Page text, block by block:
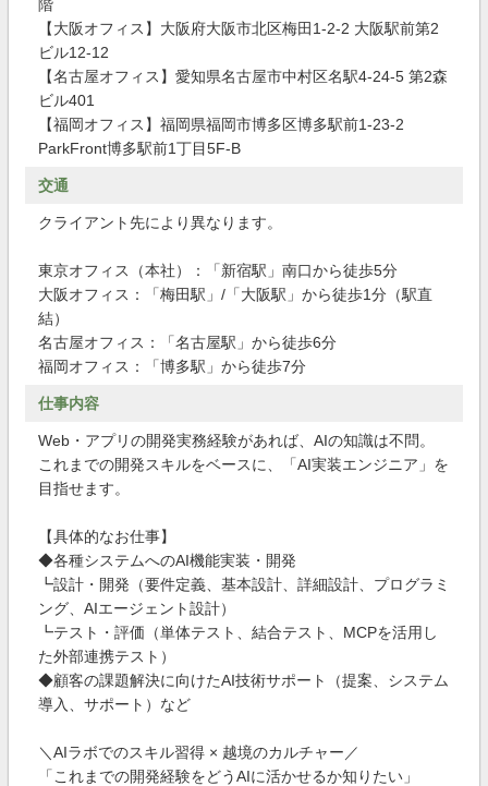
階
【大阪オフィス】大阪府大阪市北区梅田1-2-2 大阪駅前第2
ビル12-12
【名古屋オフィス】愛知県名古屋市中村区名駅4-24-5 第2森
ビル401
【福岡オフィス】福岡県福岡市博多区博多駅前1-23-2
ParkFront博多駅前1丁目5F-B
交通
クライアント先により異なります。
東京オフィス（本社）：「新宿駅」南口から徒歩5分
大阪オフィス：「梅田駅」/「大阪駅」から徒歩1分（駅直
結）
名古屋オフィス：「名古屋駅」から徒歩6分
福岡オフィス：「博多駅」から徒歩7分
仕事内容
Web・アプリの開発実務経験があれば、AIの知識は不問。
これまでの開発スキルをベースに、「AI実装エンジニア」を
目指せます。
【具体的なお仕事】
◆各種システムへのAI機能実装・開発
┗設計・開発（要件定義、基本設計、詳細設計、プログラミ
ング、AIエージェント設計）
┗テスト・評価（単体テスト、結合テスト、MCPを活用し
た外部連携テスト）
◆顧客の課題解決に向けたAI技術サポート（提案、システム
導入、サポート）など
＼AIラボでのスキル習得 × 越境のカルチャー／
「これまでの開発経験をどうAIに活かせるか知りたい」